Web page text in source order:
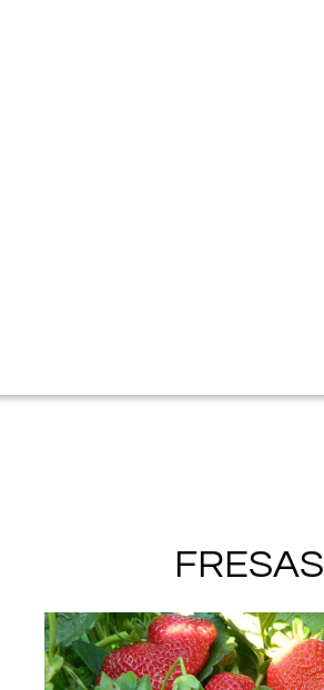
FRESAS